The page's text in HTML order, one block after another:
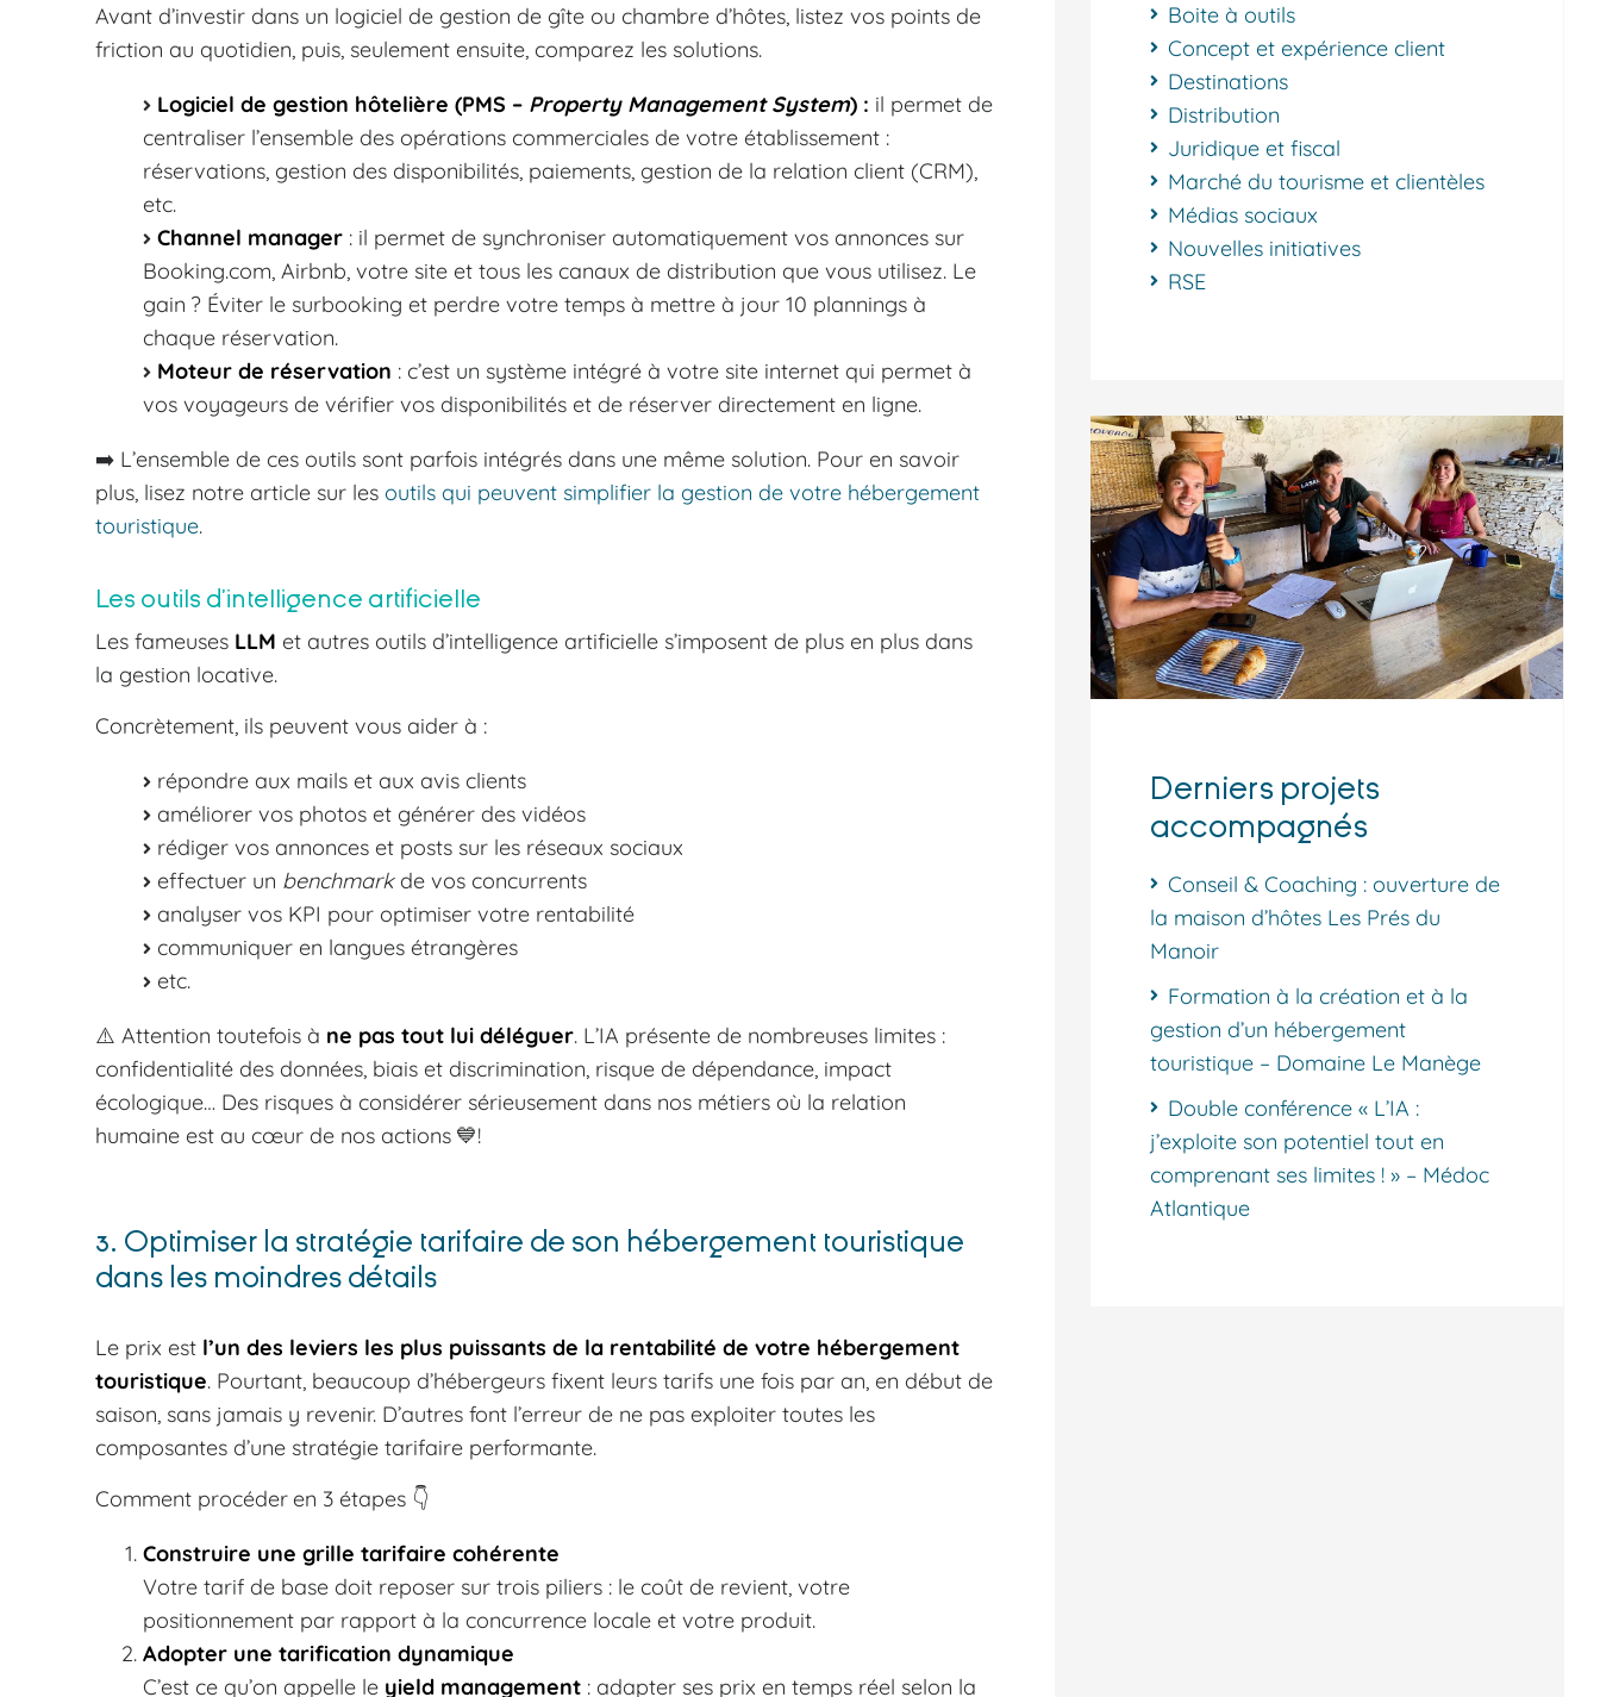
Avant d’investir dans un logiciel de gestion de gîte ou chambre d’hôtes, listez vos points de
friction au quotidien, puis, seulement ensuite, comparez les solutions.
Logiciel de gestion hôtelière (PMS – Property Management System) : il permet de
centraliser l’ensemble des opérations commerciales de votre établissement :
réservations, gestion des disponibilités, paiements, gestion de la relation client (CRM),
etc.
Channel manager : il permet de synchroniser automatiquement vos annonces sur
Booking.com, Airbnb, votre site et tous les canaux de distribution que vous utilisez. Le
gain ? Éviter le surbooking et perdre votre temps à mettre à jour 10 plannings à
chaque réservation.
Moteur de réservation : c’est un système intégré à votre site internet qui permet à
vos voyageurs de vérifier vos disponibilités et de réserver directement en ligne.
➡️ L’ensemble de ces outils sont parfois intégrés dans une même solution. Pour en savoir
plus, lisez notre article sur les outils qui peuvent simplifier la gestion de votre hébergement
touristique.
Les outils d’intelligence artificielle
Les fameuses LLM et autres outils d’intelligence artificielle s’imposent de plus en plus dans
la gestion locative.
Concrètement, ils peuvent vous aider à :
répondre aux mails et aux avis clients
améliorer vos photos et générer des vidéos
rédiger vos annonces et posts sur les réseaux sociaux
effectuer un benchmark de vos concurrents
analyser vos KPI pour optimiser votre rentabilité
communiquer en langues étrangères
etc.
⚠️ Attention toutefois à ne pas tout lui déléguer. L’IA présente de nombreuses limites :
confidentialité des données, biais et discrimination, risque de dépendance, impact
écologique… Des risques à considérer sérieusement dans nos métiers où la relation
humaine est au cœur de nos actions 💙!
3. Optimiser la stratégie tarifaire de son hébergement touristique
dans les moindres détails
Le prix est l’un des leviers les plus puissants de la rentabilité de votre hébergement
touristique. Pourtant, beaucoup d’hébergeurs fixent leurs tarifs une fois par an, en début de
saison, sans jamais y revenir. D’autres font l’erreur de ne pas exploiter toutes les
composantes d’une stratégie tarifaire performante.
Comment procéder en 3 étapes 👇
Construire une grille tarifaire cohérente
Votre tarif de base doit reposer sur trois piliers : le coût de revient, votre
positionnement par rapport à la concurrence locale et votre produit.
Adopter une tarification dynamique
C’est ce qu’on appelle le yield management : adapter ses prix en temps réel selon la
Boite à outils
Concept et expérience client
Destinations
Distribution
Juridique et fiscal
Marché du tourisme et clientèles
Médias sociaux
Nouvelles initiatives
RSE
Derniers projets
accompagnés
Conseil & Coaching : ouverture de
la maison d’hôtes Les Prés du
Manoir
Formation à la création et à la
gestion d’un hébergement
touristique – Domaine Le Manège
Double conférence « L’IA :
j’exploite son potentiel tout en
comprenant ses limites ! » – Médoc
Atlantique